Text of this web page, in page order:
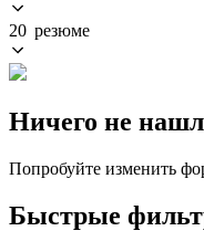
20 резюме
Ничего не
Попробуйте изменить
Быстрые